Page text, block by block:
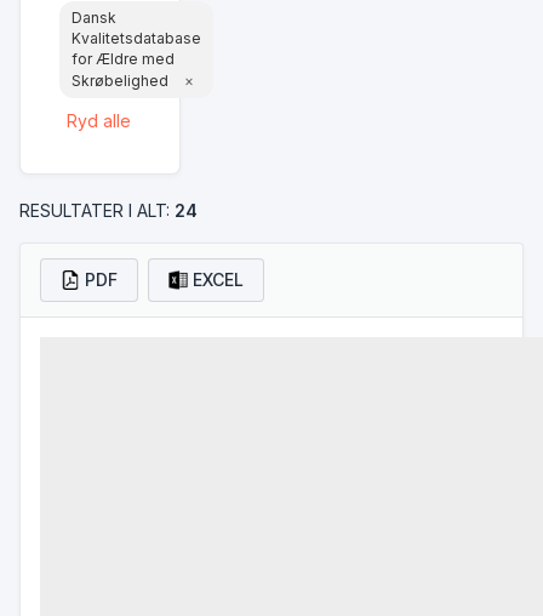
Dansk
Kvalitetsdatabase
for Ældre med
Skrøbelighed
×
Ryd alle
RESULTATER I ALT: 24
PDF EXCEL